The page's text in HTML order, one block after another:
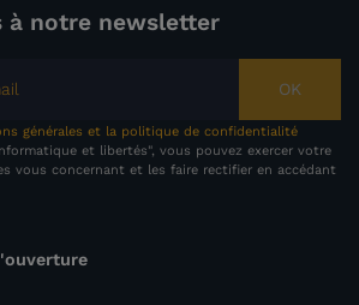
à notre newsletter
OK
générales et la politique de confidentialité
et libertés", vous pouvez exercer votre
vous concernant et les faire rectifier en accédant